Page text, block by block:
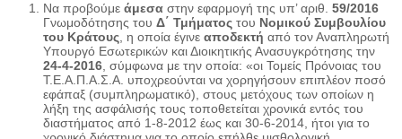
Να προβούμε άμεσα στην εφαρμογή της υπ’ αριθ. 59/2016
Γνωμοδότησης του Δ΄ Τμήματος του Νομικού Συμβουλίου
του Κράτους, η οποία έγινε αποδεκτή από τον Αναπληρωτή
Υπουργό Εσωτερικών και Διοικητικής Ανασυγκρότησης την
24-4-2016, σύμφωνα με την οποία: «οι Τομείς Πρόνοιας του
Τ.Ε.Α.Π.Α.Σ.Α. υποχρεούνται να χορηγήσουν επιπλέον ποσό
εφάπαξ (συμπληρωματικό), στους μετόχους των οποίων η
λήξη της ασφάλισής τους τοποθετείται χρονικά εντός του
διαστήματος από 1-8-2012 έως και 30-6-2014, ήτοι για το